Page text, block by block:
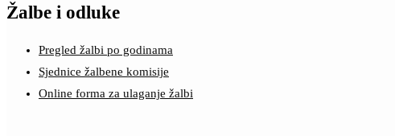
Žalbe i odluke
Pregled žalbi po godinama
Sjednice žalbene komisije
Online forma za ulaganje žalbi